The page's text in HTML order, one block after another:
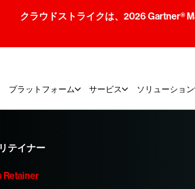
クラウドストライクは、2026 Gartner®
プラットフォーム サービス ソリューション
テイナー
Retainer